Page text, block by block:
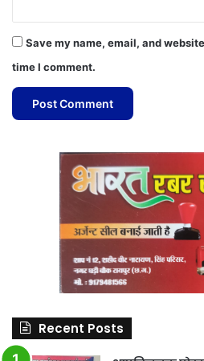
Save my name, email, and
time I comment.
Recent Posts